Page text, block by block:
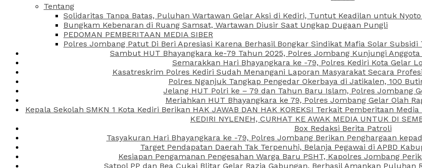
Tentang
Solidaritas Tanpa Batas, Puluhan Wartawan Gelar Aksi di Kediri, Tuntut Keadilan untuk
Bungkam Kebenaran di Ruang Samsat, Wartawan Diusir Saat Ungkap Dugaan Pungli
PEDOMAN PEMBERITAAN MEDIA SIBER
Polres Jombang Patut Di Beri Apresiasi Karena Berhasil Bongkar Sindikat Mafia Solar
Sambut HUT Bhayangkara ke-79 Tahun 2025, Polres Jombang Kunjungi
Semarakkan Hari Bhayangkara ke -79, Polres Kediri Kota Gelar
Kasatreskrim Polres Kediri Sudah Menangani Laporan Masyarakat Secara
Polres Nganjuk Tangkap Pengedar Okerbaya di Jatikalen, 100
Jelang HUT Polri ke – 79 dan Tahun Baru Islam, Polres Jombang
Meriahkan HUT Bhayangkara ke 79, Polres Jombang Gelar Olah
Kepala Sekolah SMKN 1 Kota Kediri Berikan HAK JAWAB DAN HAK KOREKSI Terkait Pemberitaan
KEDIRI NYLENEH, CURHAT KE AWAK MEDIA UNTUK DI
Box Redaksi Berita Patroli
Tasyakuran Hari Bhayangkara ke -79, Polres Jombang Berikan Penghargaan
Target Pendapatan Daerah Tak Terpenuhi, Belanja Pegawai di APBD
Kesiapan Pengamanan Pengesahan Warga Baru PSHT, Kapolres Jombang
Satpol PP dan Bea Cukai Blitar Gelar Razia Gabungan, Berhasil Amankan Puluhan